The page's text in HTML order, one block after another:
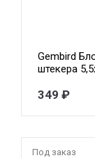
Gembird
штекера
349 ₽
Под заказ